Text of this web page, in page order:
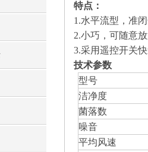
特点：
1.水平流型，准
2.小巧，可随意
3.采用遥控开关
技术参数
型号
洁净度
菌落数
噪音
平均风速